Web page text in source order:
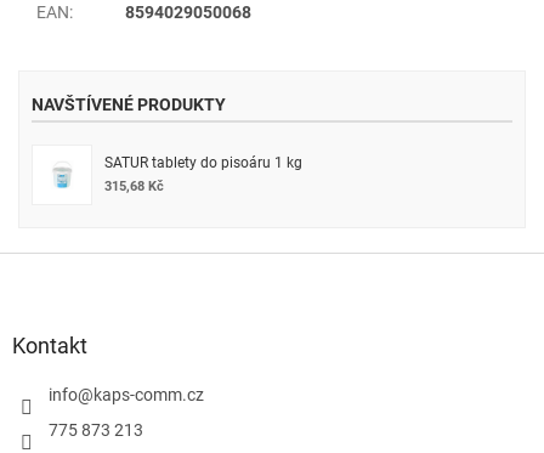
EAN: 8594029050068
NAVŠTÍVENÉ PRODUKTY
SATUR tablety do pisoáru 1 kg
315,68 Kč
Kontakt
info@kaps-comm.cz
775 873 213